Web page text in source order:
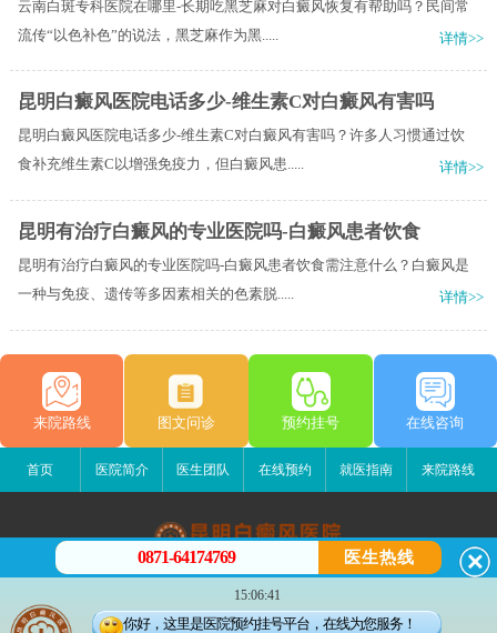
云南白斑专科医院在哪里-长期吃黑芝麻对白癜风恢复有帮助吗？民间常
流传“以色补色”的说法，黑芝麻作为黑.....
详情>>
昆明白癜风医院电话多少-维生素C对白癜风有害吗
昆明白癜风医院电话多少-维生素C对白癜风有害吗？许多人习惯通过饮
食补充维生素C以增强免疫力，但白癜风患.....
详情>>
昆明有治疗白癜风的专业医院吗-白癜风患者饮食
昆明有治疗白癜风的专业医院吗-白癜风患者饮食需注意什么？白癜风是
一种与免疫、遗传等多因素相关的色素脱.....
详情>>
来院路线 图文问诊 预约挂号 在线咨询
首页 医院简介 医生团队 在线预约 就医指南 来院路线
昆明白癜风医院
昆明市五华区护国路2号
版权所有：昆明白癜风医院
0871-64174769 医生热线
15:06:41
你好，这里是医院预约挂号平台，在线为您服务！